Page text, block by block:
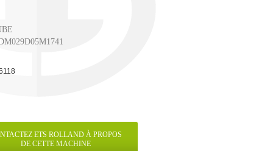
ETS ROLLAND À PROPOS
DE CETTE MACHINE